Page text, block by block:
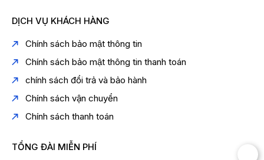
DỊCH VỤ KHÁCH HÀNG
Chính sách bảo mật thông tin
Chính sách bảo mật thông tin thanh toán
chính sách đổi trả và bảo hành
Chính sách vận chuyển
Chính sách thanh toán
TỔNG ĐÀI MIỄN PHÍ